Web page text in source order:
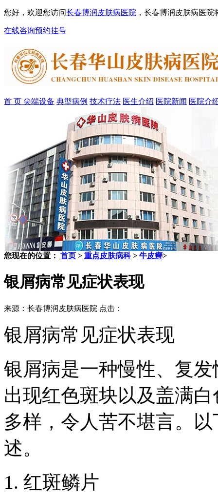
您好，欢迎您访问长春博润皮肤病医院 ，长春博润皮肤病医
在线咨询预约挂号
首 页 尖端设备 典型病例 技术疗法 医生介绍 医院新闻 医院介
您现在的位置： 首页 > 重点皮肤病科> 牛皮癣>
银屑病常见症状表现
来源：长春博润皮肤病医院 点击：
银屑病常见症状表现
银屑病是一种慢性、复
出现红色斑块以及盖满
多样，令人苦不堪言。
述。
1. 红斑鳞片